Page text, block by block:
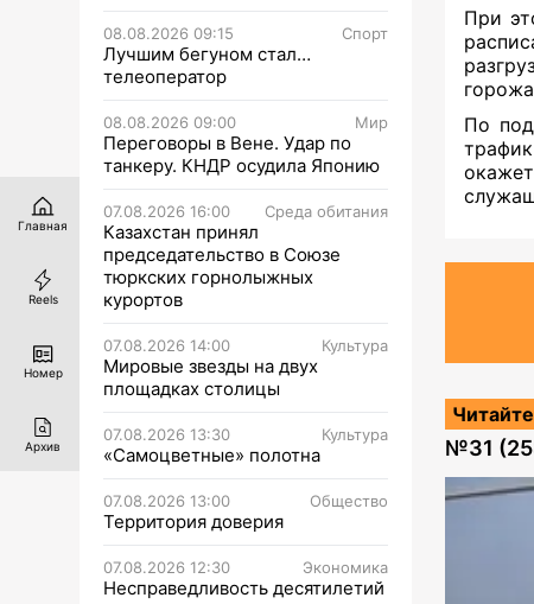
08.08.2026 09:15 Спорт
Лучшим бегуном стал…
телеоператор
08.08.2026 09:00 Мир
Переговоры в Вене. Удар по
танкеру. КНДР осудила Японию
07.08.2026 16:00 Среда обитания
Казахстан принял
председательство в Союзе
тюркских горнолыжных
курортов
07.08.2026 14:00 Культура
Мировые звезды на двух
площадках столицы
07.08.2026 13:30 Культура
«Самоцветные» полотна
07.08.2026 13:00 Общество
Территория доверия
07.08.2026 12:30 Экономика
Несправедливость десятилетий
При
По
№31
Главная
Reels
Номер
Архив